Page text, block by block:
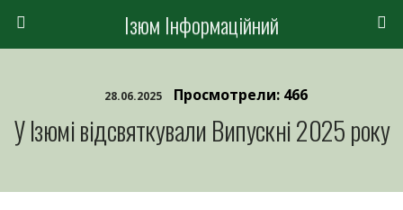
Ізюм Інформаційний
28.06.2025 Просмотрели: 466
У Ізюмі відсвяткували Випускні 2025 року